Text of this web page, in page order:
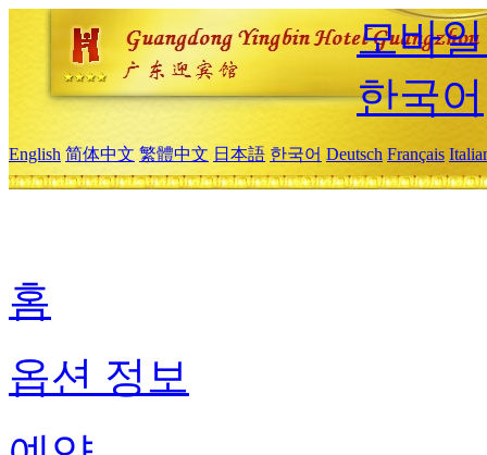
모바
한국어
English 简体中文 繁體中文 日本語 한국어 Deutsch Français
홈
옵션 정보